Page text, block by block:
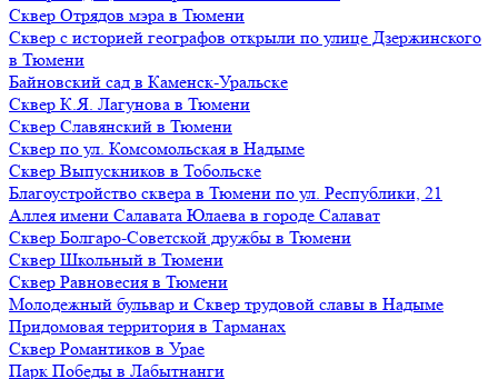
Сквер Отрядов мэра в Тюмени
Сквер с историей географов открыли по улице Дзержинского
в Тюмени
Байновский сад в Каменск-Уральске
Сквер К.Я. Лагунова в Тюмени
Сквер Славянский в Тюмени
Сквер по ул. Комсомольская в Надыме
Сквер Выпускников в Тобольске
Благоустройство сквера в Тюмени по ул. Республики, 21
Аллея имени Салавата Юлаева в городе Салават
Сквер Болгаро-Советской дружбы в Тюмени
Сквер Школьный в Тюмени
Сквер Равновесия в Тюмени
Молодежный бульвар и Сквер трудовой славы в Надыме
Придомовая территория в Тарманах
Сквер Романтиков в Урае
Парк Победы в Лабытнанги